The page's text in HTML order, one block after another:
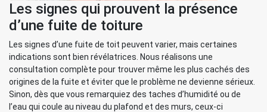
Les signes qui prouvent la présence
d’une fuite de toiture
Les signes d’une fuite de toit peuvent varier, mais certaines
indications sont bien révélatrices. Nous réalisons une
consultation complète pour trouver même les plus cachés des
origines de la fuite et éviter que le problème ne devienne sérieux.
Sinon, dès que vous remarquiez des taches d’humidité ou de
l’eau qui coule au niveau du plafond et des murs, ceux-ci